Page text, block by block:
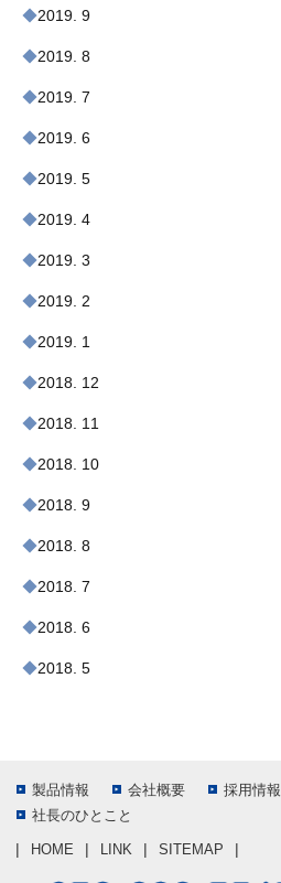
2019. 9
2019. 8
2019. 7
2019. 6
2019. 5
2019. 4
2019. 3
2019. 2
2019. 1
2018. 12
2018. 11
2018. 10
2018. 9
2018. 8
2018. 7
2018. 6
2018. 5
製品情報 会社概要 採用情報
社長のひとこと
HOME LINK SITEMAP